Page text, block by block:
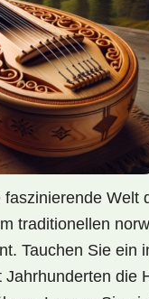
faszinierende Welt
traditionellen
Tauchen Sie ein
Jahrhunderten die